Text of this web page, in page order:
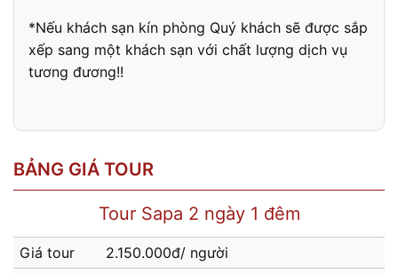
*Nếu khách sạn kín phòng Quý khách sẽ được sắp
xếp sang một khách sạn với chất lượng dịch vụ
tương đương!!
BẢNG GIÁ TOUR
Tour Sapa 2 ngày 1 đêm
Giá tour 2.150.000đ/ người